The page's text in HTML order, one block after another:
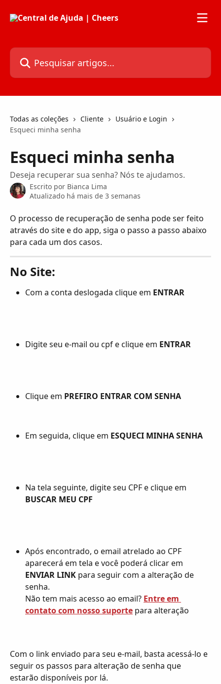
Pesquisar artigos...
Todas as coleções Cliente
Usuário e Login
Esqueci minha senha
Esqueci minha senha
Deseja recuperar sua senha? Nós te ajudamos.
Escrito por Bianca Lima
Atualizado há mais de 3 semanas
O processo de recuperação de senha pode ser feito
através do site e do app, siga o passo a passo abaixo
para cada um dos casos.
No Site:
Com a conta deslogada clique em ENTRAR
Digite seu e-mail ou cpf e clique em ENTRAR
Clique em PREFIRO ENTRAR COM SENHA
Em seguida, clique em ESQUECI MINHA SENHA
Na tela seguinte, digite seu CPF e clique em
BUSCAR MEU CPF
Após encontrado, o email atrelado ao CPF
aparecerá em tela e você poderá clicar em
ENVIAR LINK para seguir com a alteração de
senha.
Não tem mais acesso ao email? Entre em
contato com nosso suporte para alteração
Com o link enviado para seu e-mail, basta acessá-lo e
seguir os passos para alteração de senha que
estarão disponíveis por lá.